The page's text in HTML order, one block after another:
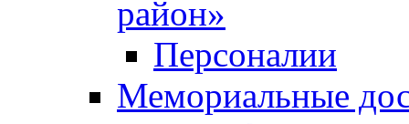
район»
Персоналии
Мемориальные